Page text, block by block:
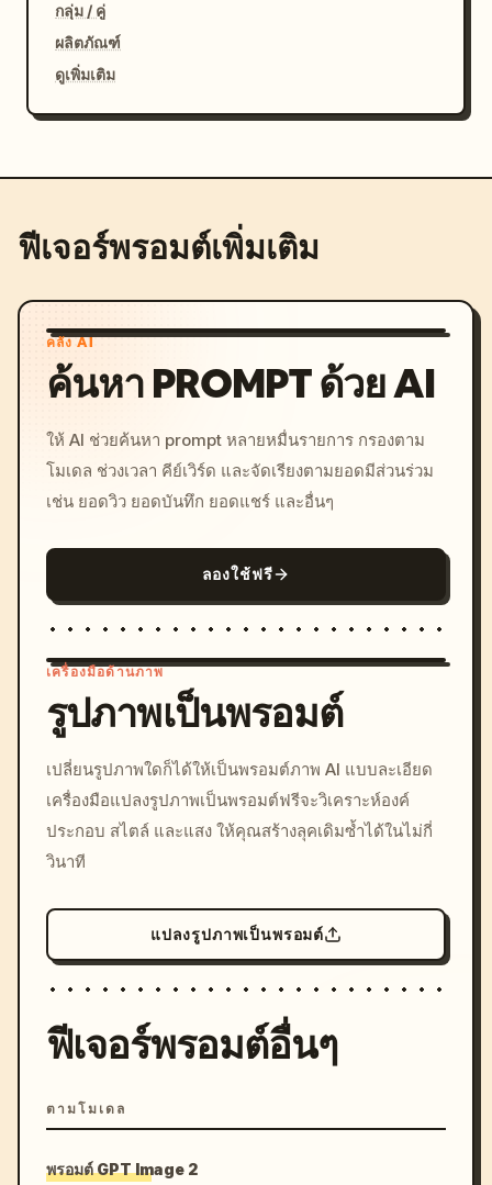
กลุ่ม / คู่
ผลิตภัณฑ์
ดูเพิ่มเติม
ฟีเจอร์พรอมต์เพิ่มเติม
คลัง AI
ค้นหา PROMPT ด้วย AI
ให้ AI ช่วยค้นหา prompt หลายหมื่นรายการ กรองตาม
โมเดล ช่วงเวลา คีย์เวิร์ด และจัดเรียงตามยอดมีส่วนร่วม
เช่น ยอดวิว ยอดบันทึก ยอดแชร์ และอื่นๆ
ลองใช้ฟรี
c, cyberpunk sunset, neon
colors, 8k --v 6.0
เครื่องมือด้านภาพ
รูปภาพเป็นพรอมต์
เปลี่ยนรูปภาพใดก็ได้ให้เป็นพรอมต์ภาพ AI แบบละเอียด
เครื่องมือแปลงรูปภาพเป็นพรอมต์ฟรีจะวิเคราะห์องค์
ประกอบ สไตล์ และแสง ให้คุณสร้างลุคเดิมซ้ำได้ในไม่กี่
วินาที
แปลงรูปภาพเป็นพรอมต์
ฟีเจอร์พรอมต์อื่นๆ
ตามโมเดล
พรอมต์ GPT Image 2